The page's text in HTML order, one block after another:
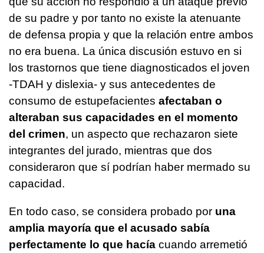
de su padre y por tanto no existe la atenuante
de defensa propia y que la relación entre ambos
no era buena. La única discusión estuvo en si
los trastornos que tiene diagnosticados el joven
-TDAH y dislexia- y sus antecedentes de
consumo de estupefacientes afectaban o
alteraban sus capacidades en el momento
del crimen, un aspecto que rechazaron siete
integrantes del jurado, mientras que dos
consideraron que sí podrían haber mermado su
capacidad.
En todo caso, se considera probado por una
amplia mayoría que el acusado sabía
perfectamente lo que hacía cuando arremetió